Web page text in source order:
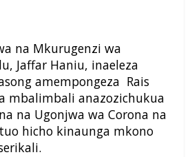
na Mkurugenzi wa
Jaffar Haniu, inaeleza
amempongeza Rais
mbalimbali anazozichukua
na Ugonjwa wa Corona na
hicho kinaunga mkono